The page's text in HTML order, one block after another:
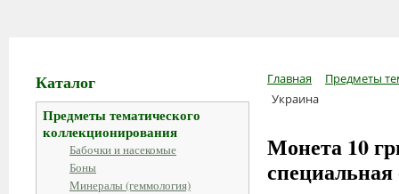
Каталог
Предметы тематического
коллекционирования
Бабочки и насекомые
Боны
Минералы (геммология)
Главная
Предметы
Украина
Монета 10